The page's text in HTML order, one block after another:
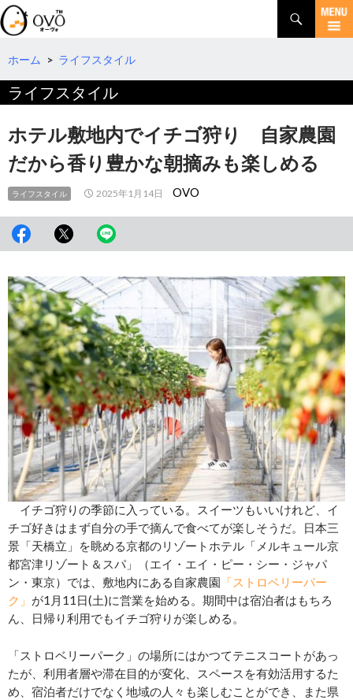
検
索
コ
テ
ツ
へ
動
ホーム > ライフスタイル
ライフスタイル
ホテル敷地内でイチゴ狩り 自家農園
だから香り豊かな朝摘みも楽しめる
ライフスタイル 2025年1月14日 OVO
イチゴ狩りの季節に入っている。スイーツもいいけれど、イ
チゴ好きはまず自分の手で摘んで食べてが楽しそうだ。日本三
景「天橋立」を眺める京都のリゾートホテル「メルキュール京
都宮津リゾート＆スパ」（エイ・エイ・ピー・シー・ジャパ
ン・東京）では、敷地内にある自家農園 「ストロベリーパー
ク」 が1月11日(土)に営業を始める。期間中は宿泊者はもちろ
ん、日帰り利用でもイチゴ狩りが楽しめる。
「ストロベリーパーク」の場所にはかつてテニスコートがあっ
たが、利用者層や滞在目的が変化、スペースを有効活用するた
め、宿泊者だけでなく地域の人々も楽しむことができ、また県